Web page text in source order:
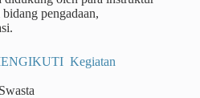
pengadaan,
Kegiatan